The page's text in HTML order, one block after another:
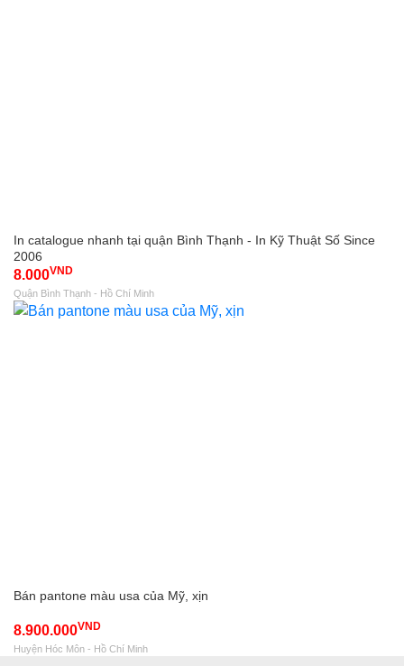
In catalogue nhanh tại quận Bình Thạnh - In Kỹ Thuật Số Since
2006
8.000VND
Quận Bình Thạnh - Hồ Chí Minh
Bán pantone màu usa của Mỹ, xịn
8.900.000VND
Huyện Hóc Môn - Hồ Chí Minh